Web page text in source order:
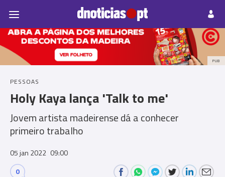
Prazeres Paisagens
PUB
PESSOAS
Holy Kaya lança 'Talk to me'
Jovem artista madeirense dá a conhecer
primeiro trabalho
05 jan 2022 09:00
0